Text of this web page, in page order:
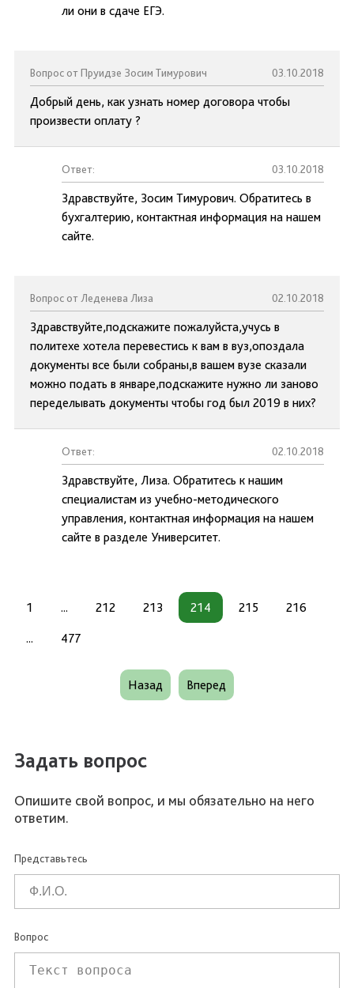
ли они в сдаче ЕГЭ.
Вопрос от Пруидзе Зосим Тимурович 03.10.2018
Добрый день, как узнать номер договора чтобы
произвести оплату ?
Ответ: 03.10.2018
Здравствуйте, Зосим Тимурович. Обратитесь в
бухгалтерию, контактная информация на нашем
сайте.
Вопрос от Леденева Лиза 02.10.2018
Здравствуйте,подскажите пожалуйста,учусь в
политехе хотела перевестись к вам в вуз,опоздала
документы все были собраны,в вашем вузе сказали
можно подать в январе,подскажите нужно ли заново
переделывать документы чтобы год был 2019 в них?
Ответ: 02.10.2018
Здравствуйте, Лиза. Обратитесь к нашим
специалистам из учебно-методического
управления, контактная информация на нашем
сайте в разделе Университет.
1 ... 212 213 214 215 216
... 477
Назад Вперед
Задать вопрос
Опишите свой вопрос, и мы обязательно на него
ответим.
Представьтесь
Вопрос